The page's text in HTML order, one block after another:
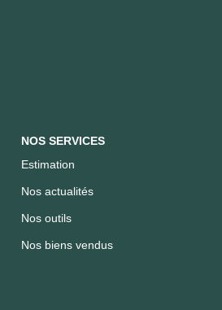
NOS SERVICES
Estimation
Nos actualités
Nos outils
Nos biens vendus